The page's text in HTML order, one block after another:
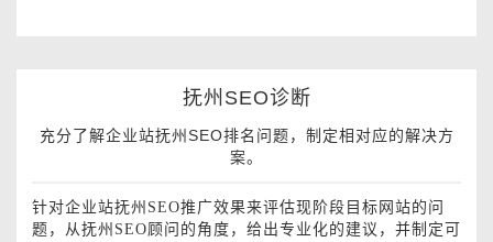
抚州SEO诊断
充分了解企业站抚州SEO排名问题，制定相对应的解决方
案。
针对企业站抚州SEO推广效果来评估现阶段目标网站的问
题，从抚州SEO顾问的角度，给出专业化的建议，并制定可